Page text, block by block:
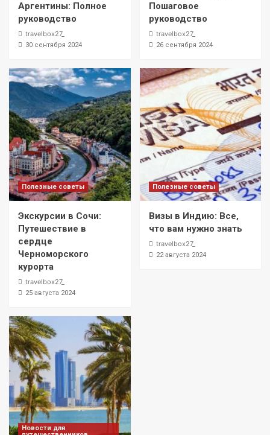
Аргентины: Полное
руководство
travelbox27_
30 сентября 2024
Пошаговое
руководство
travelbox27_
26 сентября 2024
Полезные советы
Экскурсии в Сочи:
Путешествие в
сердце
Черноморского
курорта
travelbox27_
25 августа 2024
Полезные советы
Визы в Индию: Все,
что вам нужно знать
travelbox27_
22 августа 2024
Новости для